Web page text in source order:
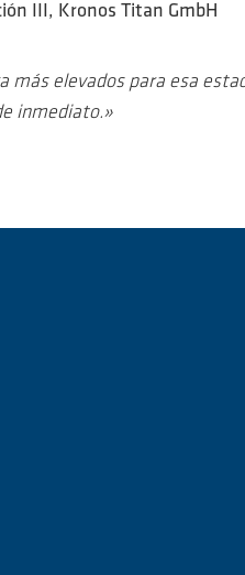
III, Kronos Titan GmbH
elevados para esa
inmediato.»